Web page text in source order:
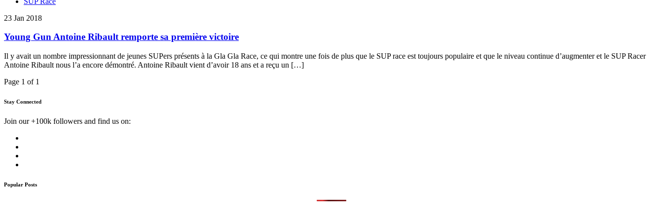
23 Jan 2018
Young Gun Antoine Ribault remporte sa première victoire
Il y avait un nombre impressionnant de jeunes SUPers présents à la Gla Gla Race, ce qui montre une fois de plus que le SUP race est toujours populaire et que le niveau continue d’augmenter et le SUP Racer
Antoine Ribault nous l’a encore démontré. Antoine Ribault vient d’avoir 18 ans et a reçu un […]
Page 1 of 1
Stay Connected
Join our +100k followers and find us on:
Popular Posts